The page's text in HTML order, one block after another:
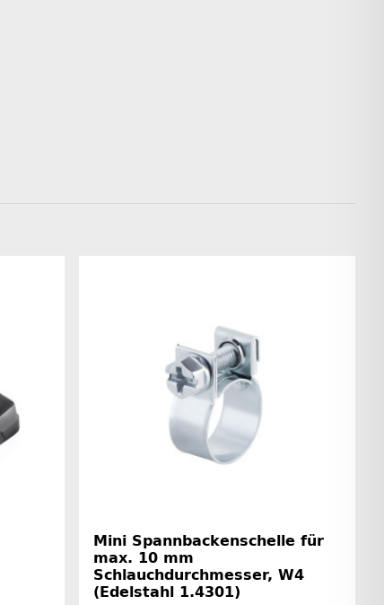
Mini Spannbackenschelle für
max. 10 mm
Schlauchdurchmesser, W4
(Edelstahl 1.4301)